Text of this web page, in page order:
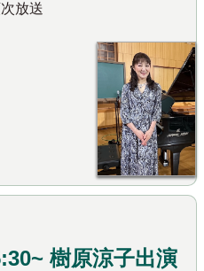
次放送
樹原涼子出演